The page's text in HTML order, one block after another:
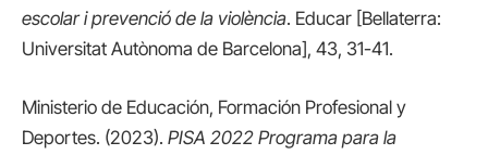
escolar i prevenció de la violència. Educar [Bellaterra:
Universitat Autònoma de Barcelona], 43, 31-41.
Ministerio de Educación, Formación Profesional y
Deportes. (2023). PISA 2022 Programa para la